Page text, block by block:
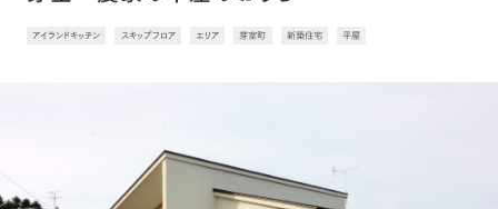
アイランドキッチン スキップフロア エリア 芽室町 新築住宅 平屋